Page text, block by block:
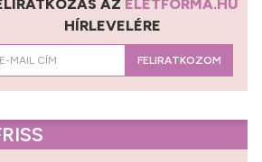
AZ ÉLETFORMA.HU
HÍRLEVELÉRE
FELIRATKOZOM